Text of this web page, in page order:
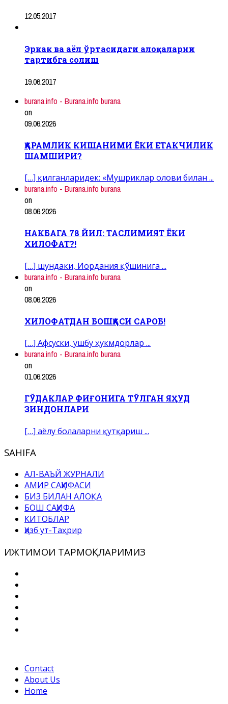
12.05.2017
Эркак ва аёл ўртасидаги алоқаларни
тартибга солиш
19.06.2017
burana.info - Burana.info burana
on
09.06.2026
ҚАРАМЛИК КИШАНИМИ ЁКИ ЕТАКЧИЛИК
ШАМШИРИ?
[…] қилганларидек: «Мушриклар олови билан ...
burana.info - Burana.info burana
on
08.06.2026
НАКБАГА 78 ЙИЛ: ТАСЛИМИЯТ ЁКИ
ХИЛОФАТ?!
[…] шундаки, Иордания қўшинига ...
burana.info - Burana.info burana
on
08.06.2026
ХИЛОФАТДАН БОШҚАСИ САРОБ!
[…] Афсуски, ушбу ҳукмдорлар ...
burana.info - Burana.info burana
on
01.06.2026
ГЎДАКЛАР ФИҒОНИГА ТЎЛГАН ЯҲУД
ЗИНДОНЛАРИ
[…] аёлу болаларни қутқариш ...
SAHIFA
АЛ-ВАЪЙ ЖУРНАЛИ
АМИР САҲИФАСИ
БИЗ БИЛАН АЛОҚА
БОШ САҲИФА
КИТОБЛАР
Ҳизб ут-Таҳрир
ИЖТИМОИ ТАРМОҚЛАРИМИЗ
Contact
About Us
Home